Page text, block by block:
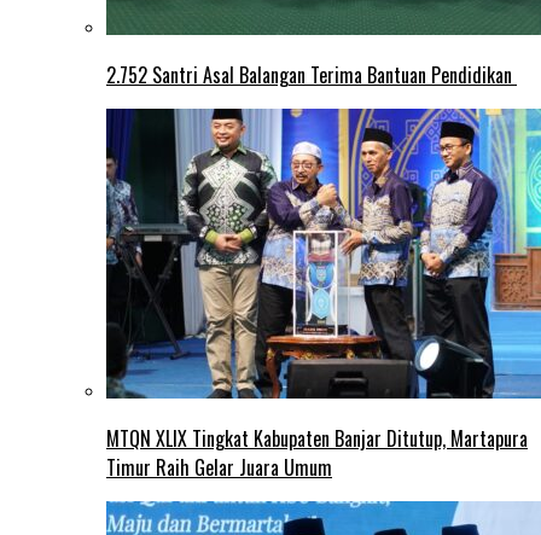
2.752 Santri Asal Balangan Terima Bantuan Pendidikan
MTQN XLIX Tingkat Kabupaten Banjar Ditutup, Martapura
Timur Raih Gelar Juara Umum